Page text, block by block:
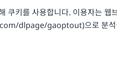
쿠키를 사용합니다. 이용자는
dlpage/gaoptout)으로 분